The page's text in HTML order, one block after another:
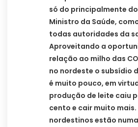
só do principalmente
Ministro da Saúde,
todas autoridades da
Aproveitando a
relação ao milho das
no nordeste o subsídio
é muito pouco, em
produção de leite caiu
cento e cair muito
nordestinos estão